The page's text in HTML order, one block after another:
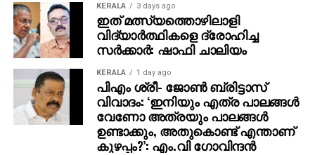
ശബരിമല സ്വര്‍ണക്കൊള്ളയിലെ അന്വേഷണത്തെ
കുറിച്ചുള്ള ചോദ്യത്തിന് അന്വേഷണറിപ്പോര്‍ട്ട്
പുറത്തുവന്നാല്‍ തങ്ങള്‍ കടുത്ത നിലപാട്
എടുക്കുമെന്നായിരുന്നു ഗോവിന്ദന്റെ മറുപടി. ഒ.
രാജഗോപാലും സുരേഷ്‌ഗോപിയും ജയിച്ചത്
കോണ്‍ഗ്രസിന്റെ വോട്ട് കിട്ടിയിട്ടാണെന്നും നേമത്ത്
മത്സരിച്ചാല്‍ രാജീവ് ചന്ദ്രശേഖര്‍
തോറ്റുതുന്നംപാടുമെന്നും എം.വി ഗോവിന്ദന്‍
KERALA 3 days ago
ഇത് മത്സ്യത്തൊഴിലാളി
വിദ്യാര്‍ത്ഥികളെ ദ്രോഹിച്ച
സര്‍ക്കാര്‍: ഷാഫി ചാലിയം
KERALA 1 day ago
പിഎം ശ്രീ- ജോണ്‍ ബ്രിട്ടാസ്
വിവാദം: ‘ഇനിയും എത്ര പാലങ്ങള്‍
വേണോ അത്രയും പാലങ്ങള്‍
ഉണ്ടാക്കും, അതുകൊണ്ട് എന്താണ്
കുഴപ്പം?’: എം.വി ഗോവിന്ദന്‍